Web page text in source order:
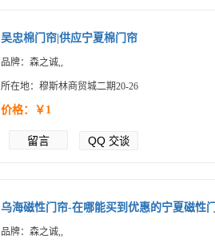
吴忠棉门帘|供应宁夏棉门帘
品牌：森之诚,,
所在地：穆斯林商贸城二期20-26
价格：￥1
留言 QQ 交谈
乌海磁性门帘-在哪能买到优惠的宁夏磁性
品牌：森之诚,,